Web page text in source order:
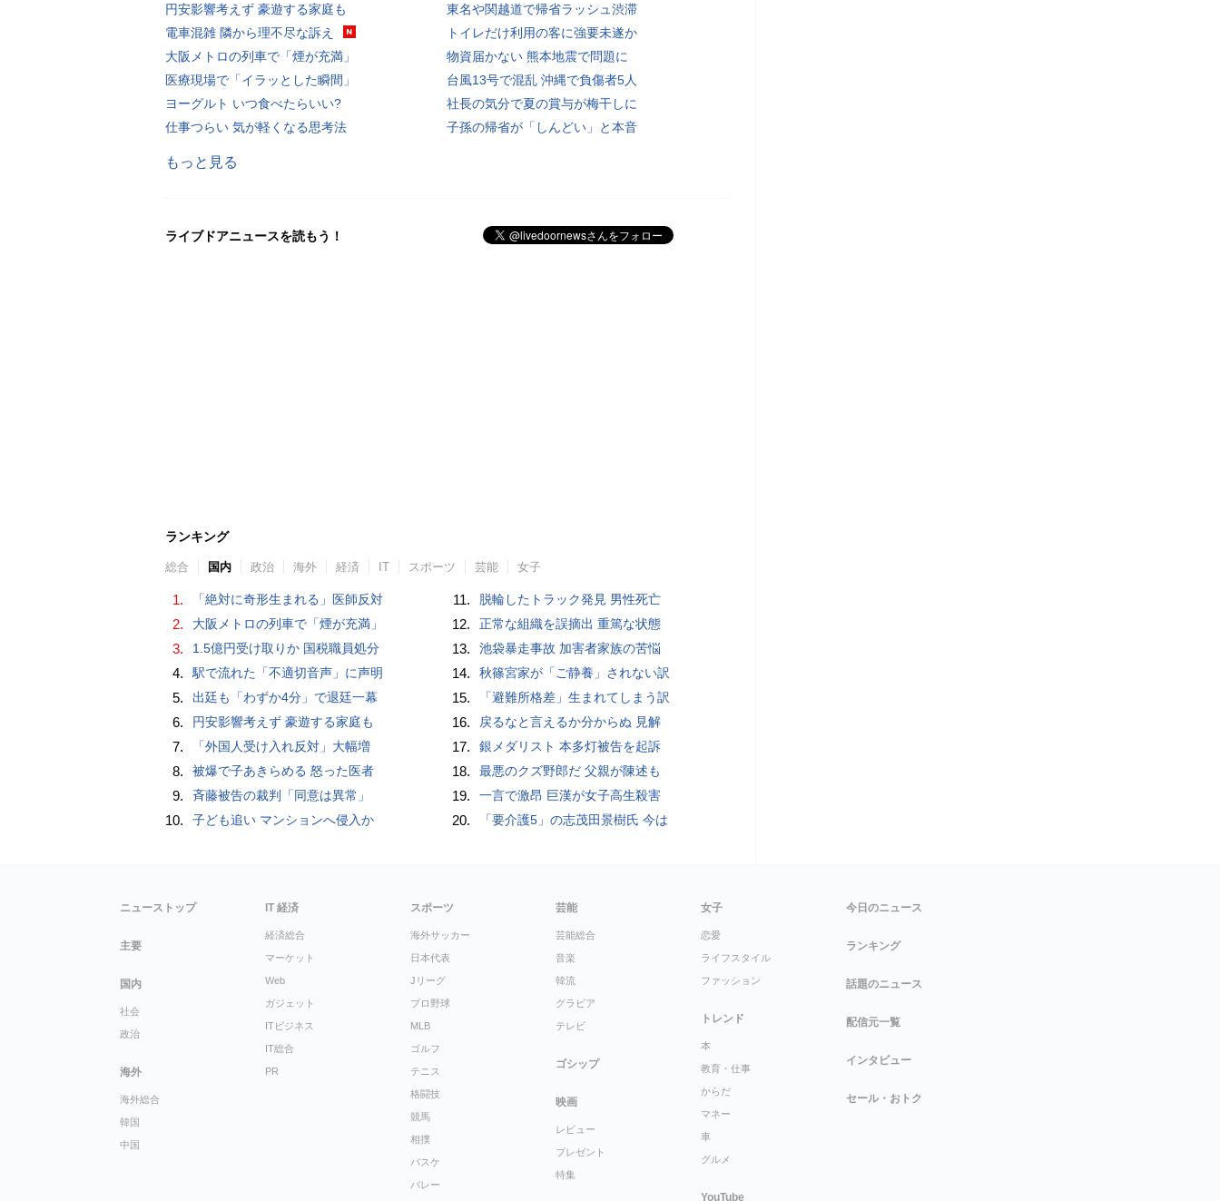
円安影響考えず 豪遊する家庭も
電車混雑 隣から理不尽な訴え
大阪メトロの列車で「煙が充満」
医療現場で「イラッとした瞬間」
ヨーグルト いつ食べたらいい?
仕事つらい 気が軽くなる思考法
東名や関越道で帰省ラッシュ渋滞
トイレだけ利用の客に強要未遂か
物資届かない 熊本地震で問題に
台風13号で混乱 沖縄で負傷者5人
社長の気分で夏の賞与が梅干しに
子孫の帰省が「しんどい」と本音
もっと見る
ライブドアニュースを読もう！
ランキング
総合 国内 政治 海外 経済 IT スポーツ 芸能 女子
1. 「絶対に奇形生まれる」医師反対
2. 大阪メトロの列車で「煙が充満」
3. 1.5億円受け取りか 国税職員処分
4. 駅で流れた「不適切音声」に声明
5. 出廷も「わずか4分」で退廷一幕
6. 円安影響考えず 豪遊する家庭も
7. 「外国人受け入れ反対」大幅増
8. 被爆で子あきらめる 怒った医者
9. 斉藤被告の裁判「同意は異常」
10. 子ども追い マンションへ侵入か
11. 脱輪したトラック発見 男性死亡
12. 正常な組織を誤摘出 重篤な状態
13. 池袋暴走事故 加害者家族の苦悩
14. 秋篠宮家が「ご静養」されない訳
15. 「避難所格差」生まれてしまう訳
16. 戻るなと言えるか分からぬ 見解
17. 銀メダリスト 本多灯被告を起訴
18. 最悪のクズ野郎だ 父親が陳述も
19. 一言で激昂 巨漢が女子高生殺害
20. 「要介護5」の志茂田景樹氏 今は
ニューストップ
主要
国内
社会
政治
海外
海外総合
韓国
中国
IT 経済
経済総合
マーケット
Web
ガジェット
ITビジネス
IT総合
PR
スポーツ
海外サッカー
日本代表
Jリーグ
プロ野球
MLB
ゴルフ
テニス
格闘技
競馬
相撲
バスケ
バレー
芸能
芸能総合
音楽
韓流
グラビア
テレビ
ゴシップ
映画
レビュー
プレゼント
特集
女子
恋愛
ライフスタイル
ファッション
トレンド
本
教育・仕事
からだ
マネー
車
グルメ
YouTube
今日のニュース
ランキング
話題のニュース
配信元一覧
インタビュー
セール・おトク